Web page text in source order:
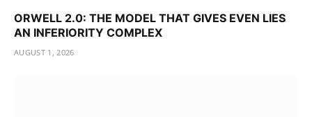
ORWELL 2.0: THE MODEL THAT GIVES EVEN LIES
AN INFERIORITY COMPLEX
AUGUST 1, 2026